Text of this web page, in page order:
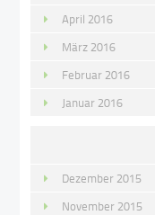
April 2016
März 2016
Februar 2016
Januar 2016
Dezember 2015
November 2015